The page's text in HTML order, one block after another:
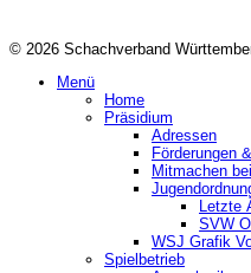
© 2026 Schachverband
Menü
Home
Präsidium
Adressen
Förderungen
Mitmachen
Letzte
SVW
WSJ Grafik
Spielbetrieb